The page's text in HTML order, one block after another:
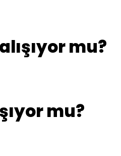
mu?
mu?